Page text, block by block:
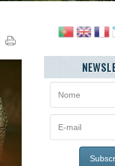
NEWSLETTER
AGENDA
> »